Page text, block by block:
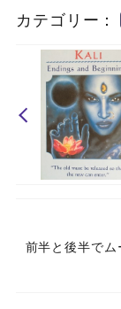
カテゴリー：
前半と後半で